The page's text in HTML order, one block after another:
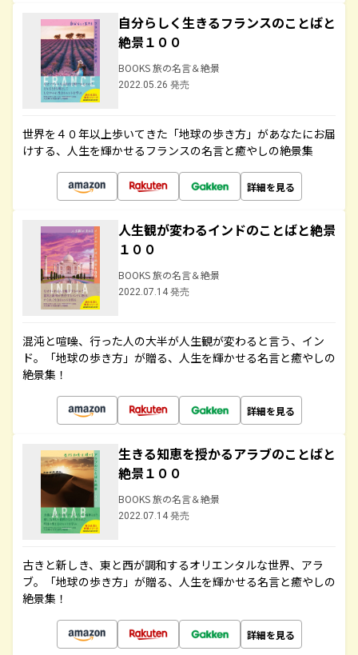
自分らしく生きるフランスのことばと
絶景１００
BOOKS 旅の名言＆絶景
2022.05.26 発売
世界を４０年以上歩いてきた「地球の歩き方」があなたにお届
けする、人生を輝かせるフランスの名言と癒やしの絶景集
詳細を見る
人生観が変わるインドのことばと絶景
１００
BOOKS 旅の名言＆絶景
2022.07.14 発売
混沌と喧噪、行った人の大半が人生観が変わると言う、イン
ド。「地球の歩き方」が贈る、人生を輝かせる名言と癒やしの
絶景集！
詳細を見る
生きる知恵を授かるアラブのことばと
絶景１００
BOOKS 旅の名言＆絶景
2022.07.14 発売
古きと新しき、東と西が調和するオリエンタルな世界、アラ
ブ。「地球の歩き方」が贈る、人生を輝かせる名言と癒やしの
絶景集！
詳細を見る